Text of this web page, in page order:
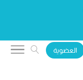
العضوية